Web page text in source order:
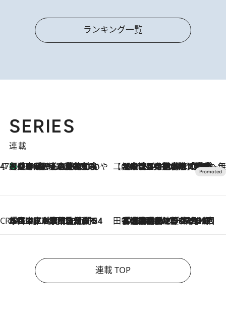
ランキング一覧
SERIES
連載
47都道府県の手みやげ ひんやりスイーツで夏を満喫
2026.8.8
【兵庫県】この夏絶対食べたい 冷やしておいしいおやつ3選 淡路島の恵みをジェラートに集約 【CREA×星野リゾート】唯一無二。癒しと発見が待つ場所へ
2026.8.7
【トンボの足水浴】ヒノキの香りに包まれて涼感マックス！約13℃の湧水かけ流しを避暑地「星野温泉 トンボの湯」で体験
CREA'S CHOICE
2026.8.7
「立川にも歌舞伎があるんだよ」 片岡仁左衛門・市川中車ら豪華座組みで4年目の立川立飛歌舞伎へ 田中稲の勝手に再ブーム
2026.8.7
「湘南乃風に憧れて」観客大盛上がりの“タオル回し”に、ラッパー顔負けの高速歌唱まで…さだまさし（74）のアグレッシブすぎる現在地
連載 TOP